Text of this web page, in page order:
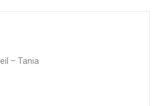
– Tania